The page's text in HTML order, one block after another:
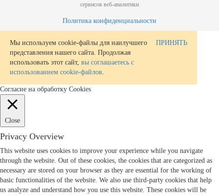
сервисов веб-аналитики
Политика конфиденциальности
Мы используем cookie-файлы для наилучшего
представления нашего сайта. Продолжая
использовать этот сайт, вы соглашаетесь с
использованием cookie-файлов
ПРИНЯТЬ
Согласие на обработку Cookies
Close
Privacy Overview
This website uses cookies to improve your experience while you navigate
through the website. Out of these cookies, the cookies that are categorized as
necessary are stored on your browser as they are essential for the working of
basic functionalities of the website. We also use third-party cookies that help
us analyze and understand how you use this website. These cookies will be